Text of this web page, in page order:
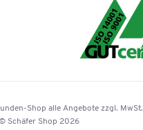
Shop alle Angebote zzgl. MwSt.
Schäfer Shop 2026